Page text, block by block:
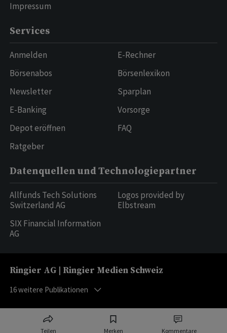
Teilen Merken Kommentare
Impressum
Services
Anmelden
Börsenabos
Newsletter
E-Banking
Depot eröffnen
Ratgeber
E-Rechner
Börsenlexikon
Sparplan
Vorsorge
FAQ
Datenquellen und Technologiepartner
Allfunds Tech Solutions
Switzerland AG
SIX Financial Information
AG
Logos provided by
Elbstream
Ringier AG | Ringier Medien Schweiz
16weitere Publikationen